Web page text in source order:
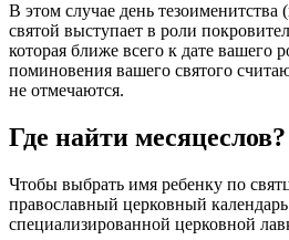
В этом случае день тезоименитства
святой выступает в роли
которая ближе всего к дате вашего
поминовения вашего святого
не отмечаются.
Где найти месяцеслов?
Чтобы выбрать имя ребенку по
православный церковный
специализированной церковной